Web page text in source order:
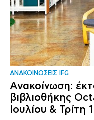
ΑΝΑΚΟΙΝΩΣΕΙΣ IFG
Ανακοίνωση:
βιβλιοθήκης
Ιουλίου & Τρίτη